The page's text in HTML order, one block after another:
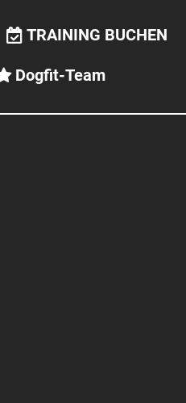
 TRAINING BUCHEN
Dogfit-Team